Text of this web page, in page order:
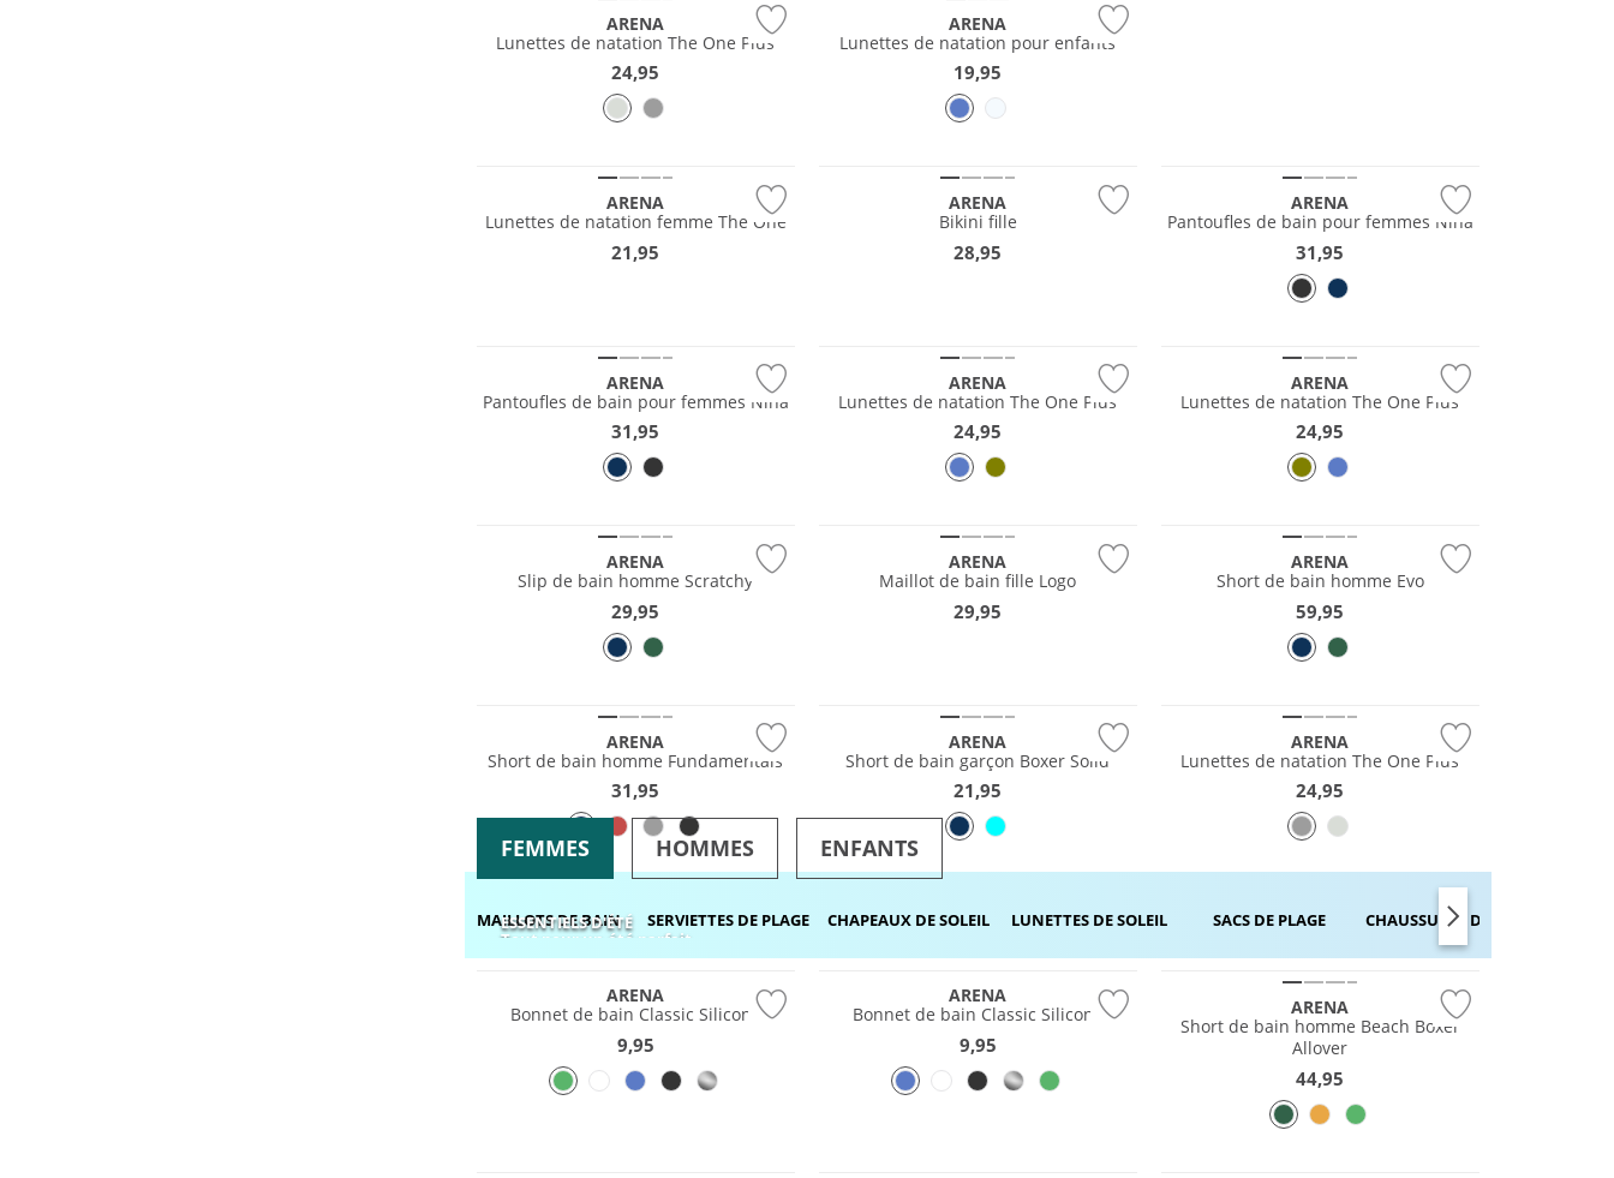
ARENA
Lunettes de natation The One Plus
24,95
ARENA
Lunettes de natation pour enfants
19,95
ARENA
Lunettes de natation femme The One
21,95
ARENA
Bikini fille
28,95
ARENA
Pantoufles de bain pour femmes Nina
31,95
ARENA
Pantoufles de bain pour femmes Nina
31,95
ARENA
Lunettes de natation The One Plus
24,95
ARENA
Lunettes de natation The One Plus
24,95
ARENA
Slip de bain homme Scratchy
29,95
ARENA
Maillot de bain fille Logo
29,95
ARENA
Short de bain homme Evo
59,95
ARENA
Short de bain homme Fundamentals
31,95
ARENA
Short de bain garçon Boxer Solid
21,95
ARENA
Lunettes de natation The One Plus
24,95
ESSENTIELS D'ÉTÉ
Tout pour un été parfait
FEMMES HOMMES ENFANTS
MAILLOTS DE BAIN SERVIETTES DE PLAGE CHAPEAUX DE SOLEIL LUNETTES DE SOLEIL SACS DE PLAGE CHAUSSURES DE BAIN
ARENA
Bonnet de bain Classic Silicone
9,95
ARENA
Bonnet de bain Classic Silicone
9,95
ARENA
Short de bain homme Beach Boxer
Allover
44,95